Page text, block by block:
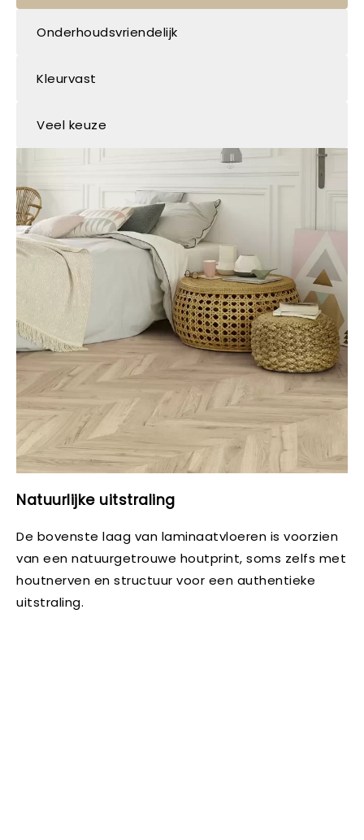
Natuurlijke uitstraling
De bovenste laag van laminaatvloeren is voorzien
van een natuurgetrouwe houtprint, soms zelfs met
houtnerven en structuur voor een authentieke
uitstraling.
Onderhoudsvriendelijk
Kleurvast
Veel keuze